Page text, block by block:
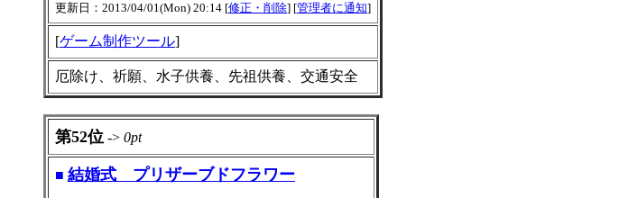
更新日：2013/04/01(Mon) 20:14 [修正・削除] [管理者に通知]
[ゲーム制作ツール]
厄除け、祈願、水子供養、先祖供養、交通安全
第52位 -> 0pt
■ 結婚式 プリザーブドフラワー